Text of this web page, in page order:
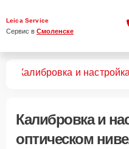
Leica Service
Сервис в Смоленске
Калибровка и
Калибровка и
оптическом